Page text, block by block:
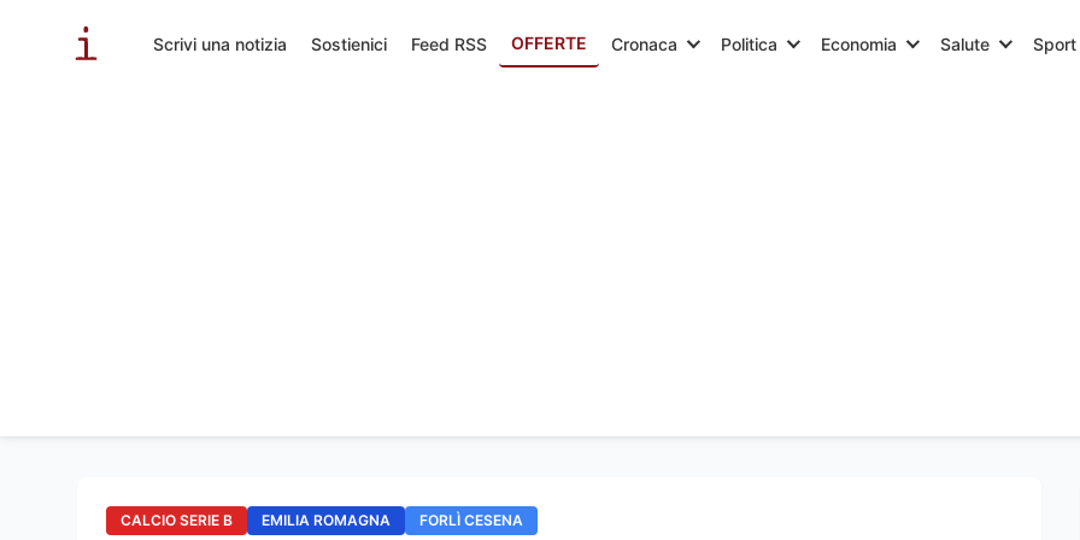
Scrivi una notizia Sostienici Feed RSS OFFERTE Cronaca Politica Economia Salute Sport
CALCIO SERIE B EMILIA ROMAGNA FORLÌ CESENA